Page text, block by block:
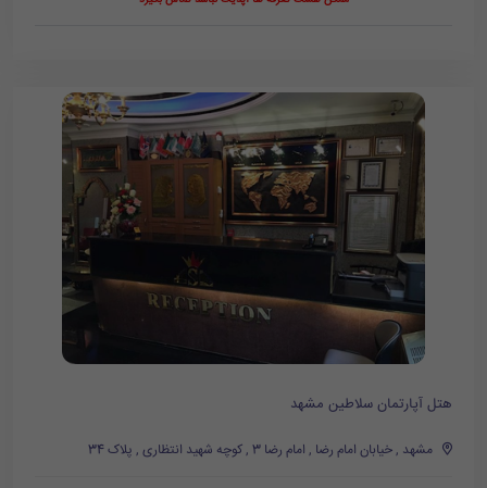
هتل آپارتمان سلاطین مشهد
مشهد , خیابان امام رضا , امام رضا 3 , کوچه شهید انتظاری , پلاک 34